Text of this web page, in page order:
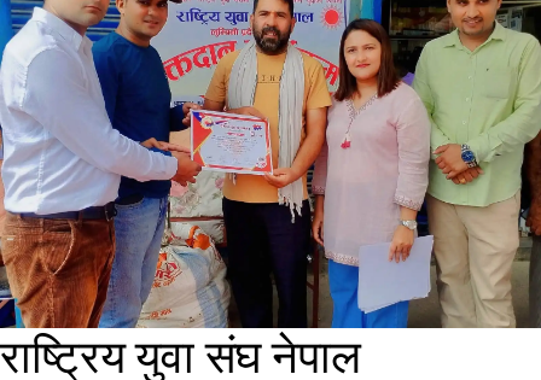
राष्ट्रिय युवा संघ नेपाल